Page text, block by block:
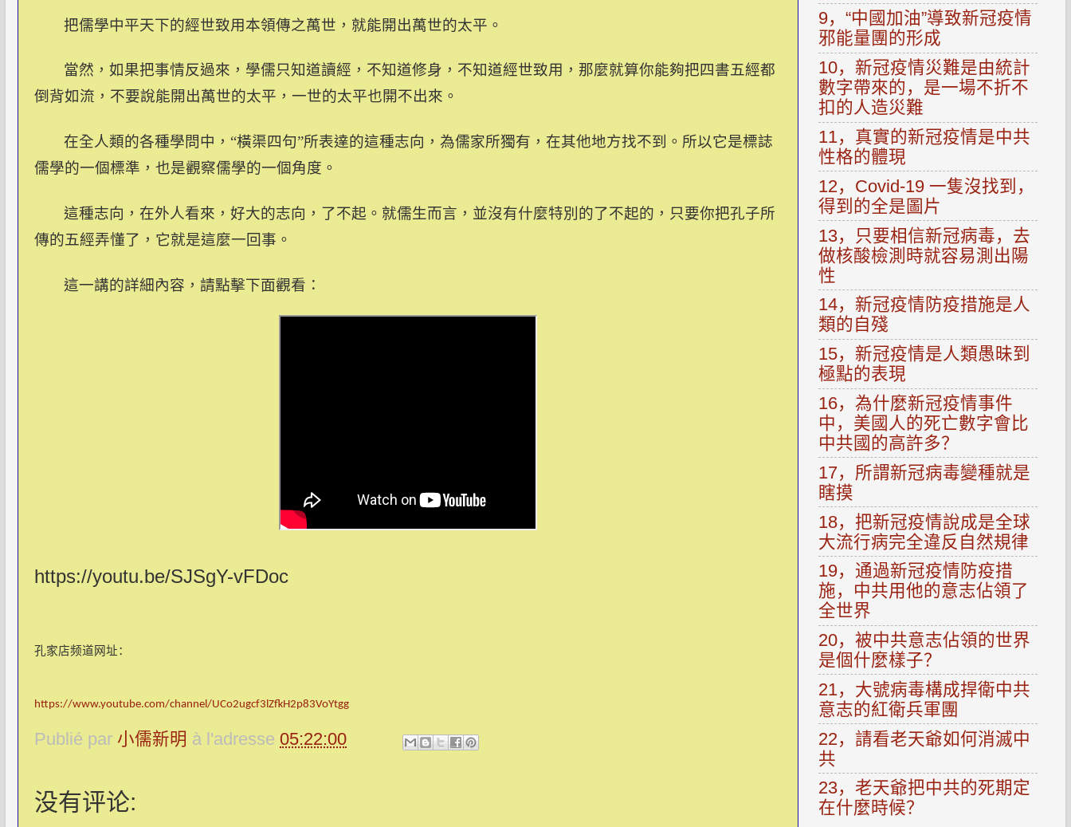
把儒學中平天下的經世致用本領傳之萬世，就能開出萬世的太平。
當然，如果把事情反過來，學儒只知道讀經，不知道修身，不知道經世致用，那麼就算你能夠把四書五經都
倒背如流，不要說能開出萬世的太平，一世的太平也開不出來。
在全人類的各種學問中，“橫渠四句”所表達的這種志向，為儒家所獨有，在其他地方找不到。所以它是標誌
儒學的一個標準，也是觀察儒學的一個角度。
這種志向，在外人看來，好大的志向，了不起。就儒生而言，並沒有什麼特別的了不起的，只要你把孔子所
傳的五經弄懂了，它就是這麼一回事。
這一講的詳細內容，請點擊下面觀看：
https://youtu.be/SJSgY-vFDoc
孔家店频道网址：
https://www.youtube.com/channel/UCo2ugcf3lZfkH2p83VoYtgg
Publié par 小儒新明 à l'adresse 05:22:00
没有评论:
9，“中國加油”導致新冠疫情
邪能量團的形成
10，新冠疫情災難是由統計
數字帶來的，是一場不折不
扣的人造災難
11，真實的新冠疫情是中共
性格的體現
12，Covid-19 一隻沒找到，
得到的全是圖片
13，只要相信新冠病毒，去
做核酸檢測時就容易測出陽
性
14，新冠疫情防疫措施是人
類的自殘
15，新冠疫情是人類愚昧到
極點的表現
16，為什麼新冠疫情事件
中，美國人的死亡數字會比
中共國的高許多？
17，所謂新冠病毒變種就是
瞎摸
18，把新冠疫情說成是全球
大流行病完全違反自然規律
19，通過新冠疫情防疫措
施，中共用他的意志佔領了
全世界
20，被中共意志佔領的世界
是個什麼樣子？
21，大號病毒構成捍衛中共
意志的紅衛兵軍團
22，請看老天爺如何消滅中
共
23，老天爺把中共的死期定
在什麼時候？